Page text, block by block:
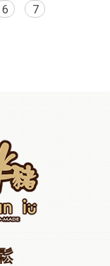
6
7